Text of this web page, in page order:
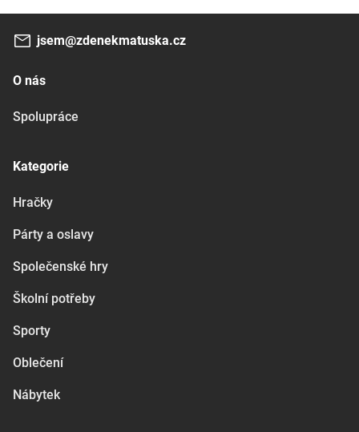
jsem@zdenekmatuska.cz
O nás
Spolupráce
Kategorie
Hračky
Párty a oslavy
Společenské hry
Školní potřeby
Sporty
Oblečení
Nábytek